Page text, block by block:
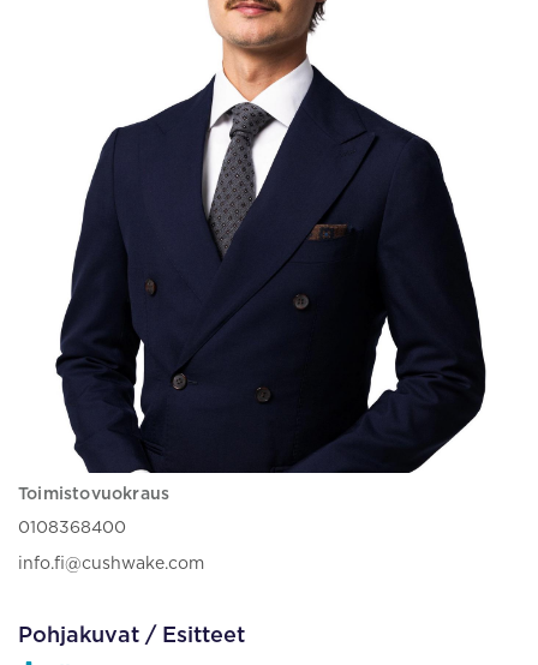
Toimistovuokraus
0108368400
info.fi@cushwake.com
Pohjakuvat / Esitteet